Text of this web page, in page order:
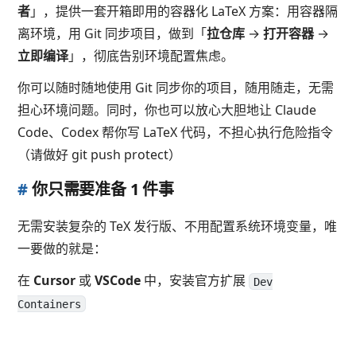
者」，提供一套开箱即用的容器化 LaTeX 方案：用容器隔
离环境，用 Git 同步项目，做到「拉仓库 →打开容器→
立即编译」，彻底告别环境配置焦虑。
你可以随时随地使用 Git 同步你的项目，随用随走，无需
担心环境问题。同时，你也可以放心大胆地让 Claude
Code、Codex 帮你写 LaTeX 代码，不担心执行危险指令
（请做好 git push protect）
#你只需要准备 1 件事
无需安装复杂的 TeX 发行版、不用配置系统环境变量，唯
一要做的就是：
在 Cursor 或VSCode 中，安装官方扩展 Dev
Containers